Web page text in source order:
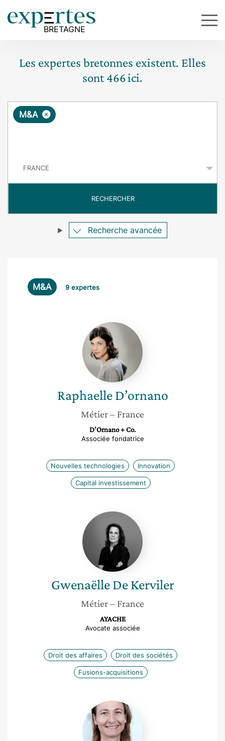
Les expertes bretonnes existent. Elles
sont466ici.
R
ê
e
×
M&A
RECHERCHER
Recherche avancée
M&A 9 expertes
Raphaelle
D’ornano
Raphaelle D’ornano
Métier– France
D’Ornano + Co.
Associée fondatrice
Nouvelles technologies Innovation
Capital investissement
Gwenaëlle
De
Kerviler
Gwenaëlle De Kerviler
Métier– France
AYACHE
Avocate associée
Droit des affaires Droit des sociétés
Fusions-acquisitions
Anne
–
Lise
Glauser